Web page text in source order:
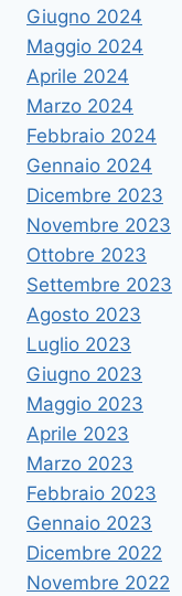
Giugno 2024
Maggio 2024
Aprile 2024
Marzo 2024
Febbraio 2024
Gennaio 2024
Dicembre 2023
Novembre 2023
Ottobre 2023
Settembre 2023
Agosto 2023
Luglio 2023
Giugno 2023
Maggio 2023
Aprile 2023
Marzo 2023
Febbraio 2023
Gennaio 2023
Dicembre 2022
Novembre 2022